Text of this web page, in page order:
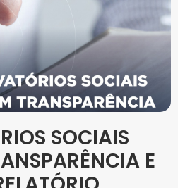
SOCIAIS
E